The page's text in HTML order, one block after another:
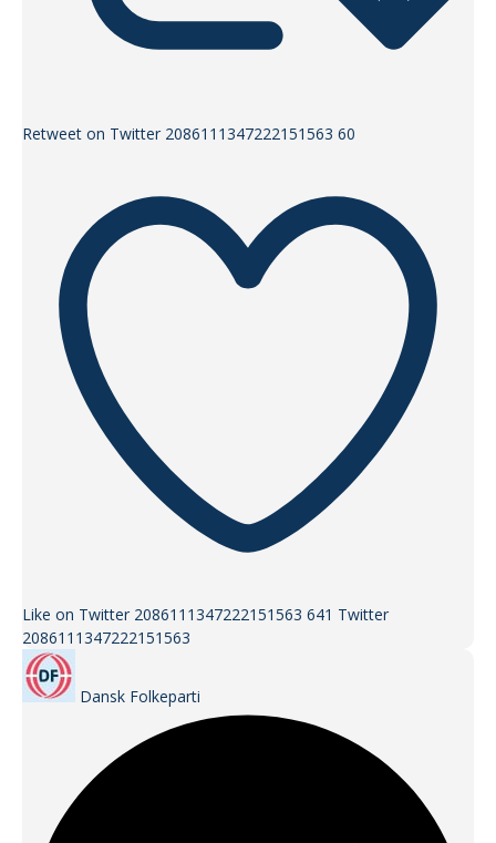
Retweet on Twitter 2086111347222151563 60
Like on Twitter 2086111347222151563 641 Twitter
2086111347222151563
Dansk Folkeparti